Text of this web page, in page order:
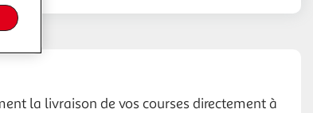
la livraison de vos courses directement à